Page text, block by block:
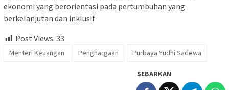
ekonomi yang berorientasi pada pertumbuhan yang
berkelanjutan dan inklusif
Post Views: 33
Menteri Keuangan Penghargaan Purbaya Yudhi Sadewa
SEBARKAN